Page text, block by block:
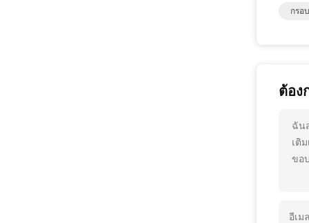
กรอ
ต้อง
ฉัน
เติ
ขอ